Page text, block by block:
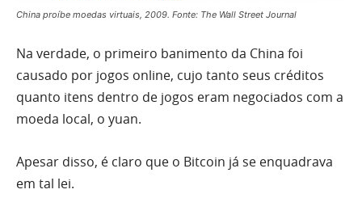
China proíbe moedas virtuais, 2009. Fonte: The Wall Street Journal
Na verdade, o primeiro banimento da China foi
causado por jogos online, cujo tanto seus créditos
quanto itens dentro de jogos eram negociados com a
moeda local, o yuan.
Apesar disso, é claro que o Bitcoin já se enquadrava
em tal lei.